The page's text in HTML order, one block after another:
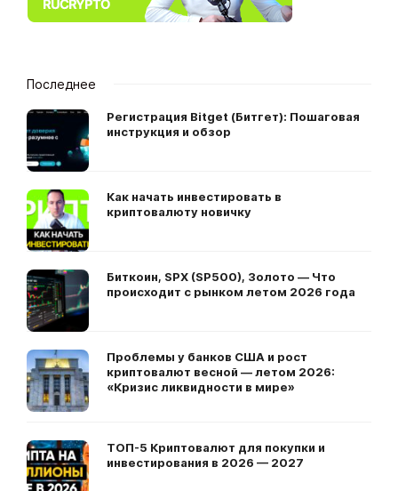
Последнее
Регистрация Bitget (Битгет): Пошаговая
инструкция и обзор
Как начать инвестировать в
криптовалюту новичку
Биткоин, SPX (SP500), Золото — Что
происходит с рынком летом 2026 года
Проблемы у банков США и рост
криптовалют весной — летом 2026:
«Кризис ликвидности в мире»
ТОП-5 Криптовалют для покупки и
инвестирования в 2026 — 2027